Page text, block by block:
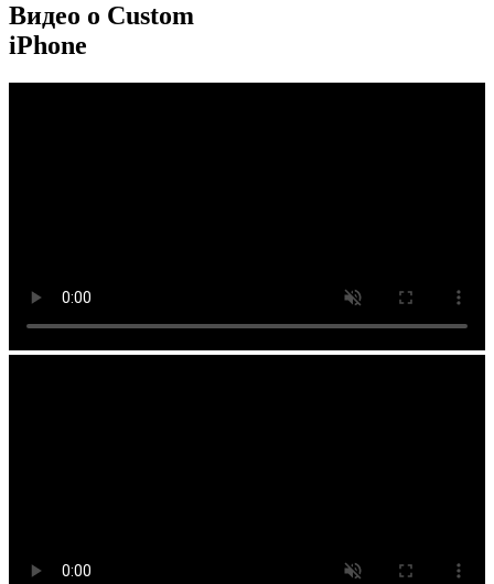
Видео о Custom
iPhone